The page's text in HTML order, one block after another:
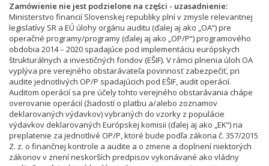
Zamówienie nie jest podzielone na części - uzasadnienie
Ministerstvo financií Slovenskej republiky plní v zmysle relevantnej
legislatívy SR a EÚ úlohy orgánu auditu (ďalej aj ako „OA“) pre
operačné programy/programy (ďalej aj ako „OP/P“) programového
obdobia 2014 – 2020 spadajúce pod implementáciu európskych
štrukturálnych a investičných fondov (EŠIF). V rámci plnenia úloh OA
vyplýva pre verejného obstarávateľa povinnosť zabezpečiť, pri
audite jednotlivých OP/P spadajúcich pod EŠIF, audit operácií.
Auditom operácií sa pre účely tohto verejného obstarávania chápe
overovanie operácií (žiadostí o platbu a/alebo zoznamov
deklarovaných výdavkov) vybraných do vzorky z populácie
výdavkov deklarovaných Európskej komisii (ďalej aj ako „EK“) na
preplatenie za jednotlivé OP/P, ktoré bude podľa zákona č. 357/2015
Z. z. o finančnej kontrole a audite a o zmene a doplnení niektorých
zákonov v znení neskorších predpisov vykonávané ako vládny